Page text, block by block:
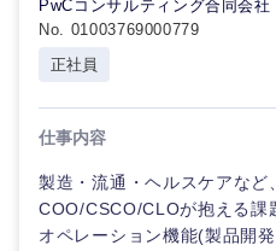
PwCコンサルティング合同会社
No. 01003769000779
正社員
仕事内容
製造・流通・ヘルスケアなど
COO/CSCO/CLOが抱える課
オペレーション機能(製品開